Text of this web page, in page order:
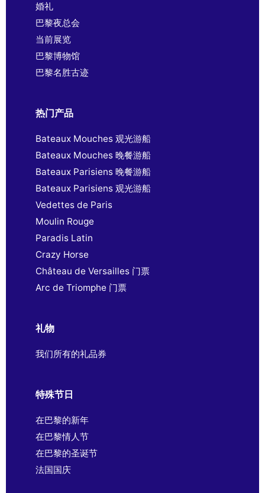
婚礼
巴黎夜总会
当前展览
巴黎博物馆
巴黎名胜古迹
热门产品
Bateaux Mouches 观光游船
Bateaux Mouches 晚餐游船
Bateaux Parisiens 晚餐游船
Bateaux Parisiens 观光游船
Vedettes de Paris
Moulin Rouge
Paradis Latin
Crazy Horse
Château de Versailles 门票
Arc de Triomphe 门票
礼物
我们所有的礼品券
特殊节日
在巴黎的新年
在巴黎情人节
在巴黎的圣诞节
法国国庆